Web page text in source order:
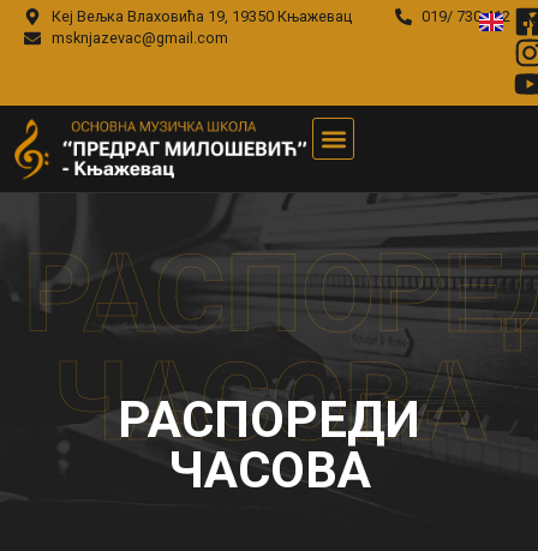
Кеј Вељка Влаховића 19, 19350 Књажевац
019/ 730-412
msknjazevac@gmail.com
EN
ЧАСОВА
РАСПОРЕДИ
ЧАСОВА